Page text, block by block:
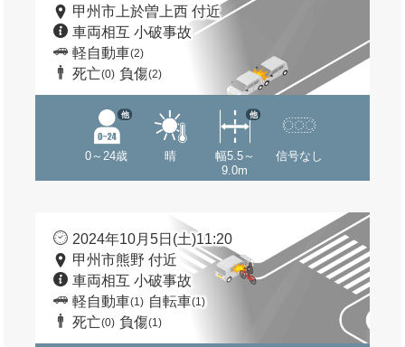
甲州市上於曽上西 付近
車両相互 小破事故
軽自動車(2)
死亡(0) 負傷(2)
0～24歳
他
晴
幅5.5～
9.0m
他
信号なし
2024年10月5日(土)11:20
甲州市熊野 付近
車両相互 小破事故
軽自動車(1) 自転車(1)
死亡(0) 負傷(1)